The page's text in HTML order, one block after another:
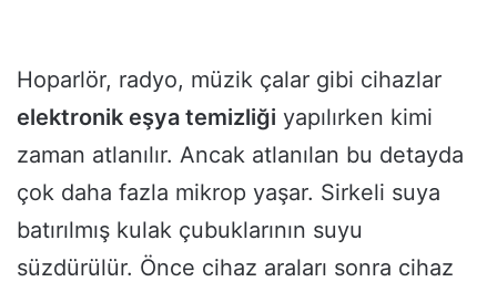
Hoparlör, radyo, müzik çalar gibi cihazlar
elektronik eşya temizliği yapılırken kimi
zaman atlanılır. Ancak atlanılan bu detayda
çok daha fazla mikrop yaşar. Sirkeli suya
batırılmış kulak çubuklarının suyu
süzdürülür. Önce cihaz araları sonra cihaz